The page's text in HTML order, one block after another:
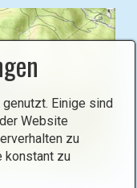
Einige sind
Website
zu
konstant zu